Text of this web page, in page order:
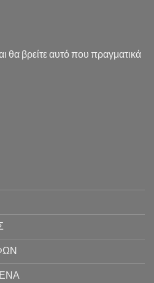
θα βρείτε αυτό που πραγματικά